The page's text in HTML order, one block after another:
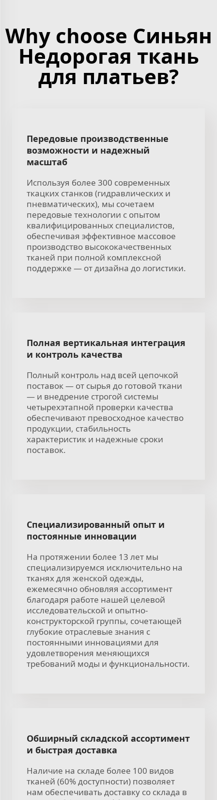
Why choose Синьян
Недорогая ткань
для платьев?
Передовые производственные
возможности и надежный
масштаб
Используя более 300 современных
ткацких станков (гидравлических и
пневматических), мы сочетаем
передовые технологии с опытом
квалифицированных специалистов,
обеспечивая эффективное массовое
производство высококачественных
тканей при полной комплексной
поддержке — от дизайна до логистики.
Полная вертикальная интеграция
и контроль качества
Полный контроль над всей цепочкой
поставок — от сырья до готовой ткани
— и внедрение строгой системы
четырехэтапной проверки качества
обеспечивают превосходное качество
продукции, стабильность
характеристик и надежные сроки
поставок.
Специализированный опыт и
постоянные инновации
На протяжении более 13 лет мы
специализируемся исключительно на
тканях для женской одежды,
ежемесячно обновляя ассортимент
благодаря работе нашей целевой
исследовательской и опытно-
конструкторской группы, сочетающей
глубокие отраслевые знания с
постоянными инновациями для
удовлетворения меняющихся
требований моды и функциональности.
Обширный складской ассортимент
и быстрая доставка
Наличие на складе более 100 видов
тканей (60% доступности) позволяет
нам обеспечивать доставку со склада в